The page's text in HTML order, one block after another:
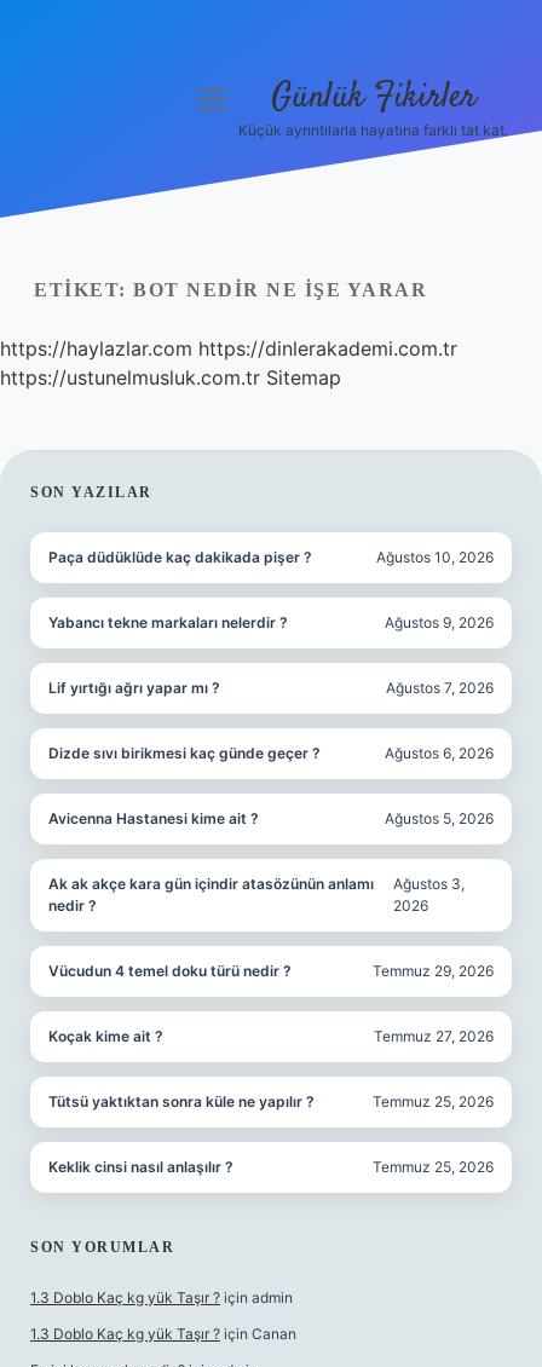
Yasal Uyarı
Hakkımızda
menüyü Günlük Fikirler
Küçük ayrıntılarla hayatına farklı tat kat.
ETIKET: BOT NEDIR NE IŞE YARAR
https://haylazlar.com https://dinlerakademi.com.tr
https://ustunelmusluk.com.tr Sitemap
SIDEBAR
SON YAZILAR
Paça düdüklüde kaç dakikada pişer ? Ağustos 10, 2026
Yabancı tekne markaları nelerdir ? Ağustos 9, 2026
Lif yırtığı ağrı yapar mı ? Ağustos 7, 2026
Dizde sıvı birikmesi kaç günde geçer ? Ağustos 6, 2026
Avicenna Hastanesi kime ait ? Ağustos 5, 2026
Ak ak akçe kara gün içindir atasözünün anlamı
nedir ?
Ağustos 3,
2026
Vücudun 4 temel doku türü nedir ? Temmuz 29, 2026
Koçak kime ait ? Temmuz 27, 2026
Tütsü yaktıktan sonra küle ne yapılır ? Temmuz 25, 2026
Keklik cinsi nasıl anlaşılır ? Temmuz 25, 2026
SON YORUMLAR
1.3 Doblo Kaç kg yük Taşır ? için admin
1.3 Doblo Kaç kg yük Taşır ? için Canan